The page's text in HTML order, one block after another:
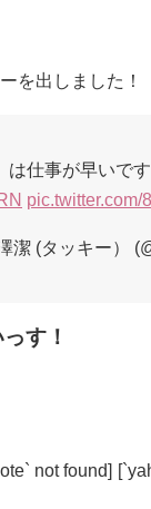
を出しました！
は仕事が早いで
pic.twitter.com/
(タッキー）
す！
not found]